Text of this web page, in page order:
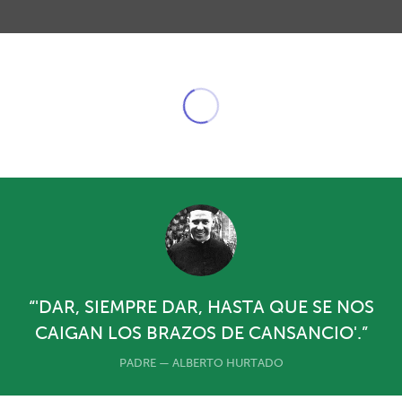
“'DAR, SIEMPRE DAR, HASTA QUE SE NOS
CAIGAN LOS BRAZOS DE CANSANCIO'.”
PADRE — ALBERTO HURTADO